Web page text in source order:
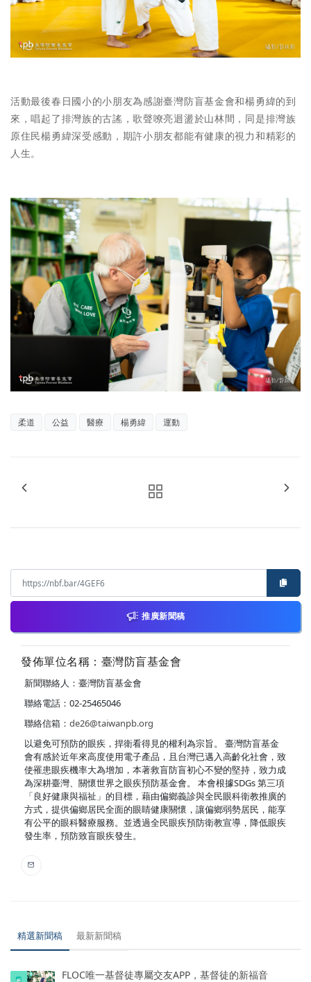
活動最後春日國小的小朋友為感謝臺灣防盲基金會和楊勇緯的到
來，唱起了排灣族的古謠，歌聲嘹亮迴盪於山林間，同是排灣族
原住民楊勇緯深受感動，期許小朋友都能有健康的視力和精彩的
人生。
柔道 公益 醫療 楊勇緯 運動
推廣新聞稿
發佈單位名稱：臺灣防盲基金會
新聞聯絡人：臺灣防盲基金會
聯絡電話：02-25465046
聯絡信箱： de26@taiwanpb.org
以避免可預防的眼疾，捍衛看得見的權利為宗旨。 臺灣防盲基金
會有感於近年來高度使用電子產品，且台灣已邁入高齡化社會，致
使罹患眼疾機率大為增加，本著救盲防盲初心不變的堅持，致力成
為深耕臺灣、關懷世界之眼疾預防基金會。 本會根據SDGs 第三項
「良好健康與福祉」的目標，藉由偏鄉義診與全民眼科衛教推廣的
方式，提供偏鄉居民全面的眼睛健康關懷，讓偏鄉弱勢居民，能享
有公平的眼科醫療服務。並透過全民眼疾預防衛教宣導，降低眼疾
發生率，預防致盲眼疾發生。
精選新聞稿 最新新聞稿
FLOC唯一基督徒專屬交友APP，基督徒的新福音